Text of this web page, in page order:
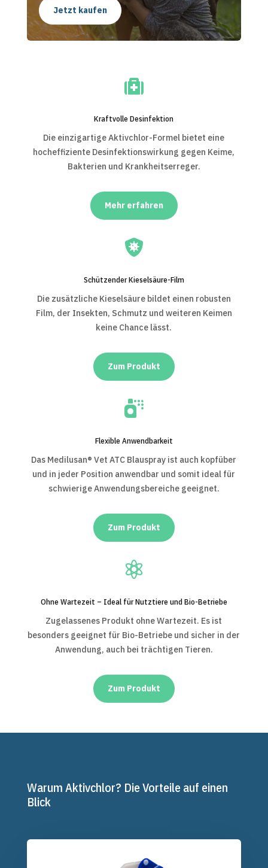
Jetzt kaufen

Kraftvolle Desinfektion
Die einzigartige Aktivchlor-Formel bietet eine
hocheffiziente Desinfektionswirkung gegen Keime,
Bakterien und Krankheitserreger.
Mehr erfahren

Schützender Kieselsäure-Film
Die zusätzliche Kieselsäure bildet einen robusten
Film, der Insekten, Schmutz und weiteren Keimen
keine Chance lässt.
Zum Produkt

Flexible Anwendbarkeit
Das Medilusan® Vet ATC Blauspray ist auch kopfüber
und in jeder Position anwendbar und somit ideal für
schwierige Anwendungsbereiche geeignet.
Zum Produkt

Ohne Wartezeit – Ideal für Nutztiere und Bio-Betriebe
Zugelassenes Produkt ohne Wartezeit. Es ist
besonders geeignet für Bio-Betriebe und sicher in der
Anwendung, auch bei trächtigen Tieren.
Zum Produkt
Warum Aktivchlor? Die Vorteile auf einen
Blick